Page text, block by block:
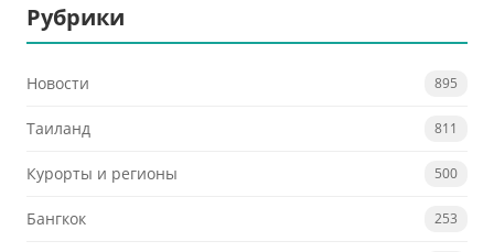
Рубрики
Новости 895
Таиланд 811
Курорты и регионы 500
Бангкок 253